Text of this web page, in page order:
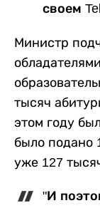
своем
Министр
тысяч
этом году
было подано
уже 127
"И